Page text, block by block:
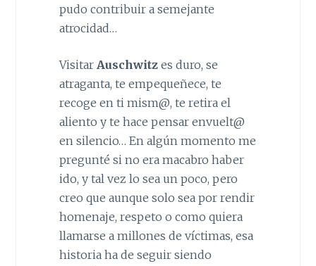
pudo contribuir a semejante
atrocidad…
VisitarAuschwitzes duro, se
atraganta, te empequeñece, te
recoge en ti mism@, te retira el
aliento y te hace pensar envuelt@
en silencio… En algún momento me
pregunté si no era macabro haber
ido, y tal vez lo sea un poco, pero
creo que aunque solo sea por rendir
homenaje, respeto o como quiera
llamarse a millones de víctimas, esa
historia ha de seguir siendo